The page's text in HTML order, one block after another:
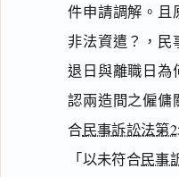
件申請調解。且
非法資遣？，民
退日與離職日為
認兩造間之僱傭
合民事訴訟法第
「以未符合民事